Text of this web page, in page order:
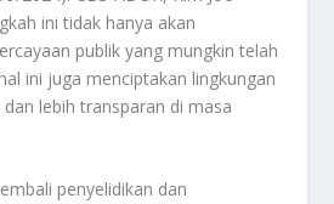
ini tidak hanya akan
publik yang mungkin telah
ini juga menciptakan lingkungan
lebih transparan di masa
penyelidikan dan